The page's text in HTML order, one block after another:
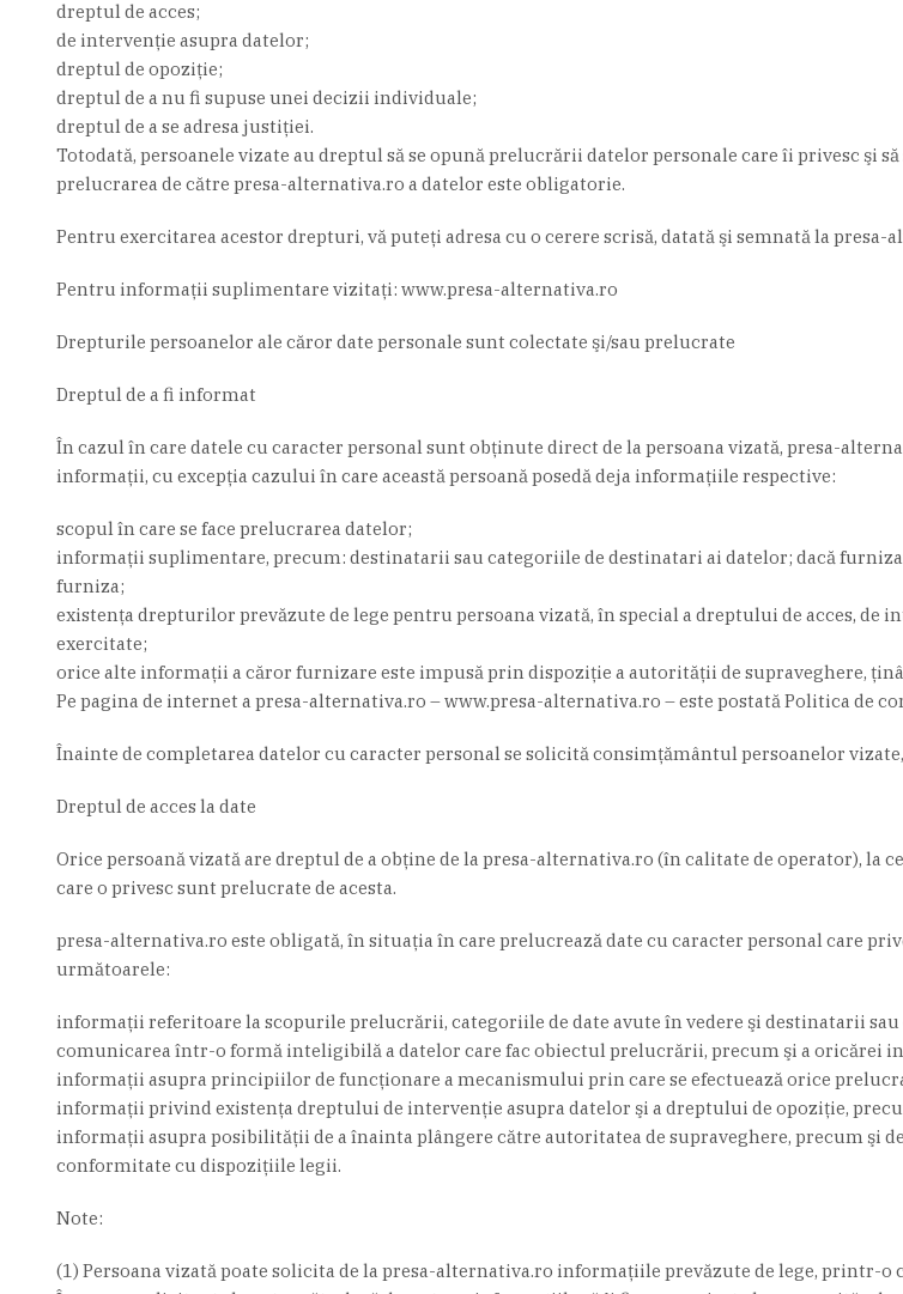
dreptul de acces;
de intervenţie asupra datelor;
dreptul de opoziție;
dreptul de a nu fi supuse unei decizii individuale;
dreptul de a se adresa justiţiei.
Totodată, persoanele vizate au dreptul să se opună prelucrării datelor personale care îi privesc şi
prelucrarea de către presa-alternativa.ro a datelor este obligatorie.
Pentru exercitarea acestor drepturi, vă puteţi adresa cu o cerere scrisă, datată şi semnată la
Pentru informaţii suplimentare vizitați: www.presa-alternativa.ro
Drepturile persoanelor ale căror date personale sunt colectate şi/sau prelucrate
Dreptul de a fi informat
În cazul în care datele cu caracter personal sunt obţinute direct de la persoana vizată, presa-
informaţii, cu excepţia cazului în care această persoană posedă deja informaţiile respective:
scopul în care se face prelucrarea datelor;
informaţii suplimentare, precum: destinatarii sau categoriile de destinatari ai datelor; dacă
furniza;
existenţa drepturilor prevăzute de lege pentru persoana vizată, în special a dreptului de acces,
exercitate;
orice alte informaţii a căror furnizare este impusă prin dispoziţie a autorităţii de supraveghere,
Pe pagina de internet a presa-alternativa.ro – www.presa-alternativa.ro – este postată Politica de
Înainte de completarea datelor cu caracter personal se solicită consimţământul persoanelor
Dreptul de acces la date
Orice persoană vizată are dreptul de a obţine de la presa-alternativa.ro (în calitate de operator),
care o privesc sunt prelucrate de acesta.
presa-alternativa.ro este obligată, în situaţia în care prelucrează date cu caracter personal care
următoarele:
informaţii referitoare la scopurile prelucrării, categoriile de date avute în vedere şi destinatarii
comunicarea într-o formă inteligibilă a datelor care fac obiectul prelucrării, precum şi a oricărei
informaţii asupra principiilor de funcţionare a mecanismului prin care se efectuează orice
informaţii privind existenţa dreptului de intervenţie asupra datelor şi a dreptului de opoziţie,
informaţii asupra posibilităţii de a înainta plângere către autoritatea de supraveghere, precum şi
conformitate cu dispoziţiile legii.
Note:
(1) Persoana vizată poate solicita de la presa-alternativa.ro informaţiile prevăzute de lege,